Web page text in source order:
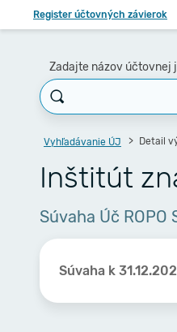
Register účtovných závierok
Zadajte názov účtovnej
Vyhľadávanie ÚJ Detail
Inštitút
Súvaha Úč ROPO
Súvaha k